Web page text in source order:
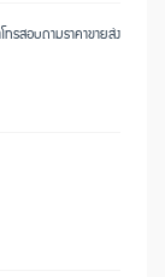
รสอบถามราคาขายส่ง